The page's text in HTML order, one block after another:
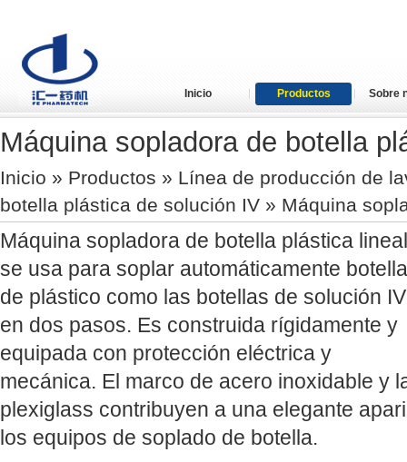
Inicio Productos Sobre
Máquina sopladora de botella
Inicio » Productos » Línea de producción de
botella plástica de solución IV » Máquina
Máquina sopladora de botella plástica lineal
se usa para soplar automáticamente
de plástico como las botellas de solución IV
en dos pasos. Es construida rígidamente y
equipada con protección eléctrica y
mecánica. El marco de acero inoxidable y
plexiglass contribuyen a una elegante
los equipos de soplado de botella.